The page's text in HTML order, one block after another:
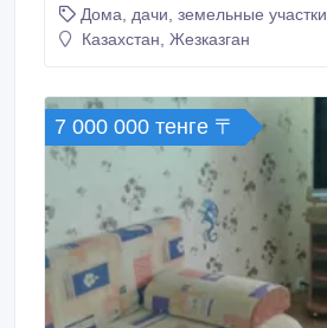
Дома, дачи, земельные участки
Казахстан, Жезказган
7 000 000 тенге 〒